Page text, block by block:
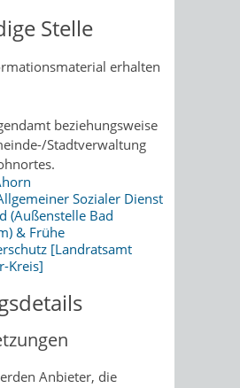
Stelle
erhalten
beziehungsweise
Stadtverwaltung
Sozialer Dienst
(Außenstelle Bad
& Frühe
[Landratsamt
Kreis]
Anbieter, die